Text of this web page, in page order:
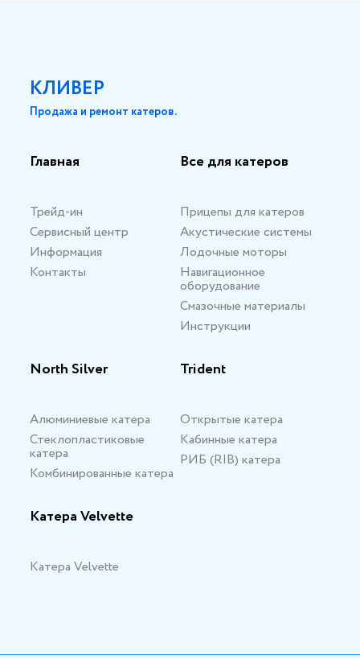
КЛИВЕР
Продажа и ремонт катеров.
Главная
Трейд-ин
Сервисный центр
Информация
Контакты
Все для катеров
Прицепы для катеров
Акустические системы
Лодочные моторы
Навигационное
оборудование
Смазочные материалы
Инструкции
North Silver
Алюминиевые катера
Стеклопластиковые
катера
Комбинированные катера
Trident
Открытые катера
Кабинные катера
РИБ (RIB) катера
Катера Velvette
Катера Velvette